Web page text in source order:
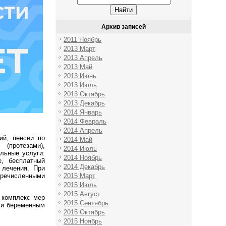
пенсии по
услуги:
бесплатный
При
мер
беременным
Архив записей
2011 Ноябрь
2013 Март
2013 Апрель
2013 Май
2013 Июнь
2013 Июль
2013 Октябрь
2013 Декабрь
2014 Январь
2014 Февраль
2014 Апрель
2014 Май
2014 Июль
2014 Ноябрь
2014 Декабрь
2015 Март
2015 Июль
2015 Август
2015 Сентябрь
2015 Октябрь
2015 Ноябрь